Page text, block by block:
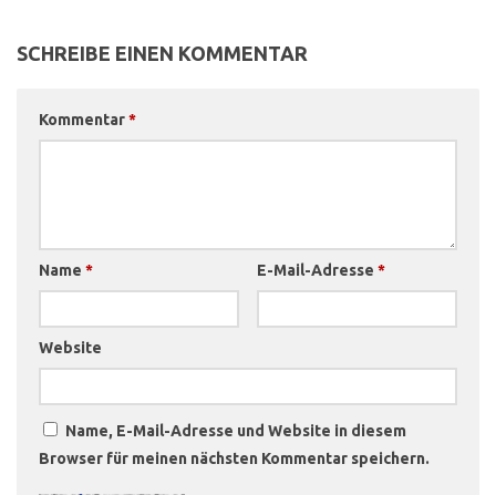
SCHREIBE EINEN KOMMENTAR
Kommentar*
Name * E-Mail-Adresse *
Website
Name, E-Mail-Adresse und Website in diesem
Browser für meinen nächsten Kommentar speichern.